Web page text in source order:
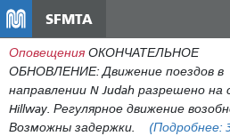
SFMTA
Оповещения ОКОНЧАТЕЛЬНОЕ
ОБНОВЛЕНИЕ: Движение поездов в
направлении N Judah разрешено на
Hillway. Регулярное движение
Возможны задержки.
(Подробнее: